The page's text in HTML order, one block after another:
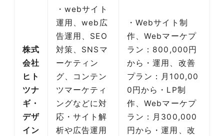
株式
会社
ヒト
ツナ
ギ・
デザ
イン
・webサイト
運用、web広
告運用、SEO
対策、SNSマ
ーケティン
グ、コンテン
ツマーケティ
ングなどに対
応・サイト解
析や広告運用
・Webサイト制
作、Webマーケプ
ラン：800,000円
から・運用、改善
プラン：月100,00
0円から・LP制
作、Webマーケプ
ラン：月300,000
円から・運用、改